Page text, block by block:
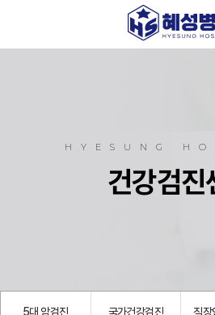
HYESUNG
건강검진
5대 암검진 국가건강검진 직장